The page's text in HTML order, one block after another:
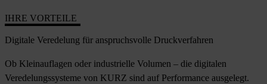
IHRE VORTEILE
Digitale Veredelung für anspruchsvolle Druckverfahren
Ob Kleinauflagen oder industrielle Volumen – die digitalen
Veredelungssysteme von KURZ sind auf Performance ausgelegt.